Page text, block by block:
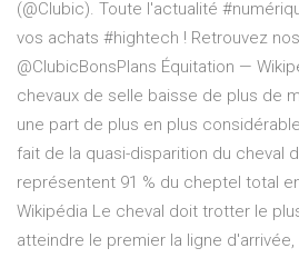
(@Clubic). Toute l'actualité
vos achats #hightech ! Retrouvez
@ClubicBonsPlans Équitation —
chevaux de selle baisse de plus de
une part de plus en plus
fait de la quasi-disparition du cheval
représentent 91 % du cheptel total
Wikipédia Le cheval doit trotter le
atteindre le premier la ligne